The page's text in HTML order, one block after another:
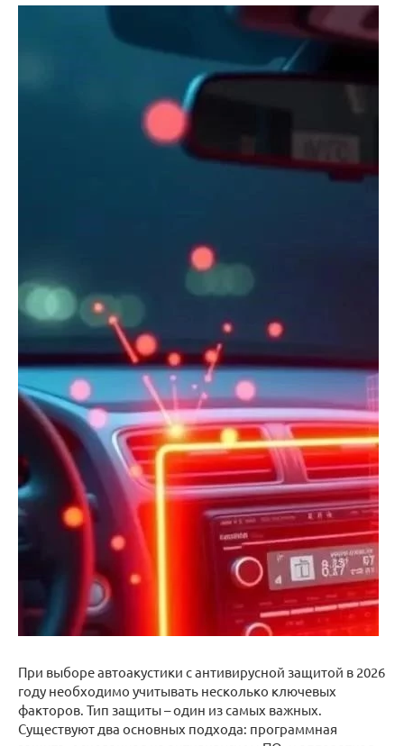
При выборе автоакустики с антивирусной защитой в 2026
году необходимо учитывать несколько ключевых
факторов. Тип защиты – один из самых важных.
Существуют два основных подхода: программная